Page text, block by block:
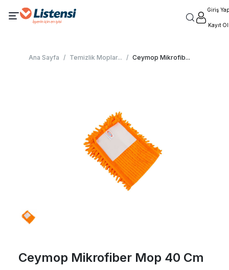
Giriş Yap
Kayıt Ol
Ana Sayfa / Temizlik Moplar... / Ceymop Mikrofib...
Ceymop Mikrofiber Mop 40 Cm